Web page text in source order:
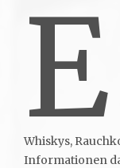
E
Whiskys,
Informationen